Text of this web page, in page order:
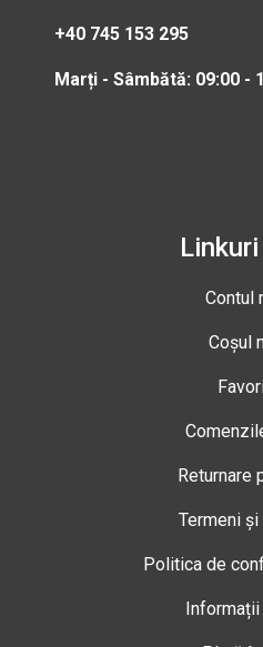
+40 745 153 295
Marți - Sâmbătă: 09:00 -
Contul
Coșul
Returnare
Termeni
Politica de